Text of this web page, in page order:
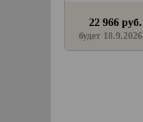
22 966 руб.
будет 18.9.2026